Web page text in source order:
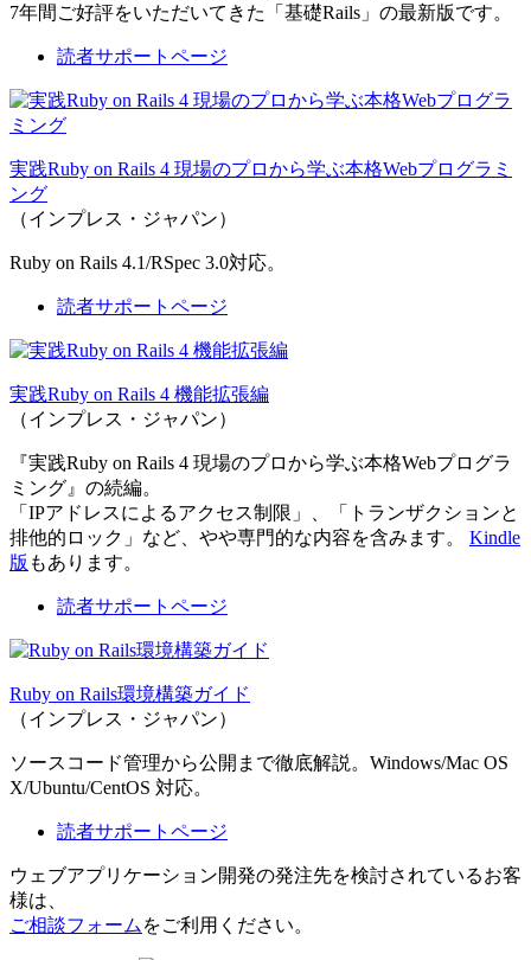
7年間ご好評をいただいてきた「基礎Rails」の最新版です。
読者サポートページ
実践Ruby on Rails 4 現場のプロから学ぶ本格Webプログラミ
ング
（インプレス・ジャパン）
Ruby on Rails 4.1/RSpec 3.0対応。
読者サポートページ
実践Ruby on Rails 4 機能拡張編
（インプレス・ジャパン）
『実践Ruby on Rails 4 現場のプロから学ぶ本格Webプログラ
ミング』の続編。
「IPアドレスによるアクセス制限」、「トランザクションと
排他的ロック」など、やや専門的な内容を含みます。 Kindle
版 もあります。
読者サポートページ
Ruby on Rails環境構築ガイド
（インプレス・ジャパン）
ソースコード管理から公開まで徹底解説。Windows/Mac OS
X/Ubuntu/CentOS 対応。
読者サポートページ
ウェブアプリケーション開発の発注先を検討されているお客
様は、
ご相談フォーム をご利用ください。